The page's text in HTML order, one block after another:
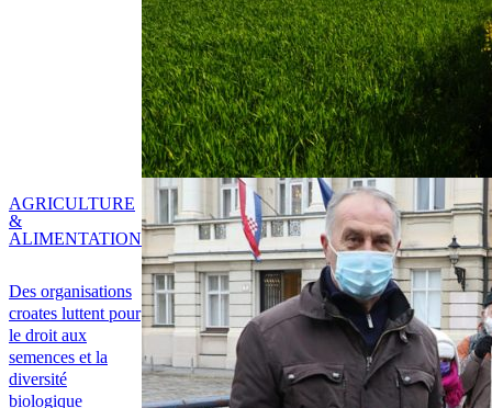
Des organisations
croates luttent pour
le droit aux
semences et la
diversité
biologique
AGRICULTURE
&
ALIMENTATION